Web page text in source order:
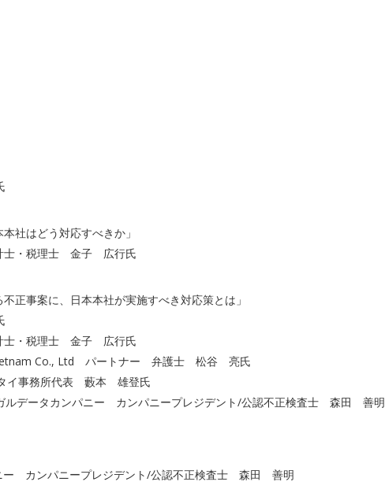
社はどう対応すべきか」
士・税理士 金子 広行氏
正事案に、日本本社が実施すべき対応策とは」
士・税理士 金子 広行氏
Co., Ltd パートナー 弁護士 松谷 亮氏
イ事務所代表 藪本 雄登氏
ルデータカンパニー カンパニープレジデント/公認不正検査士 森田 善明
ー カンパニープレジデント/公認不正検査士 森田 善明